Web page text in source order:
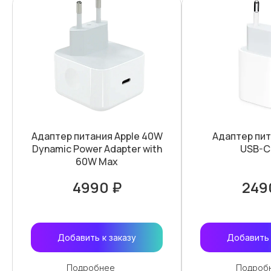
Адаптер питания Apple 40W
Dynamic Power Adapter with
60W Max
4990 ₽
Добавить к заказу
Подробнее
Адаптер
USB-
Добавить